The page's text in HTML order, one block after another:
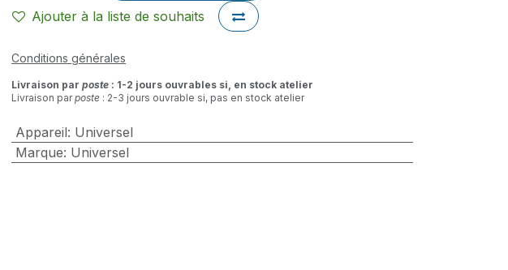
Ajouter à la liste de souhaits
Conditions générales
Livraison par poste : 1-2 jours ouvrables si, en stock atelier
Livraison parposte : 2-3 jours ouvrable si, pas en stock atelier
Appareil: Universel
Marque: Universel